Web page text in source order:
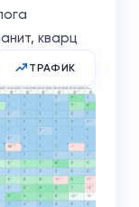
кварц
ТРАФИК